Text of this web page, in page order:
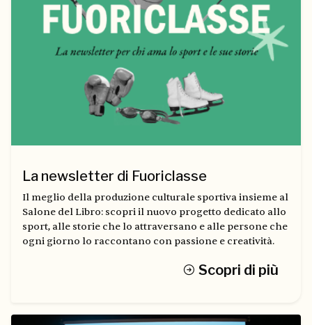
La newsletter di Fuoriclasse
Il meglio della produzione culturale sportiva insieme al
Salone del Libro: scopri il nuovo progetto dedicato allo
sport, alle storie che lo attraversano e alle persone che
ogni giorno lo raccontano con passione e creatività.
Scopri di più